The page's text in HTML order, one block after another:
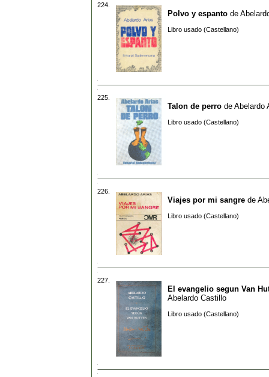
224.
Polvo y espanto de
Libro usado (Castellano)
225.
Talon de perro de Abelardo
Libro usado (Castellano)
226.
Viajes por mi sangre de
Libro usado (Castellano)
227.
El evangelio segun Van
Abelardo Castillo
Libro usado (Castellano)